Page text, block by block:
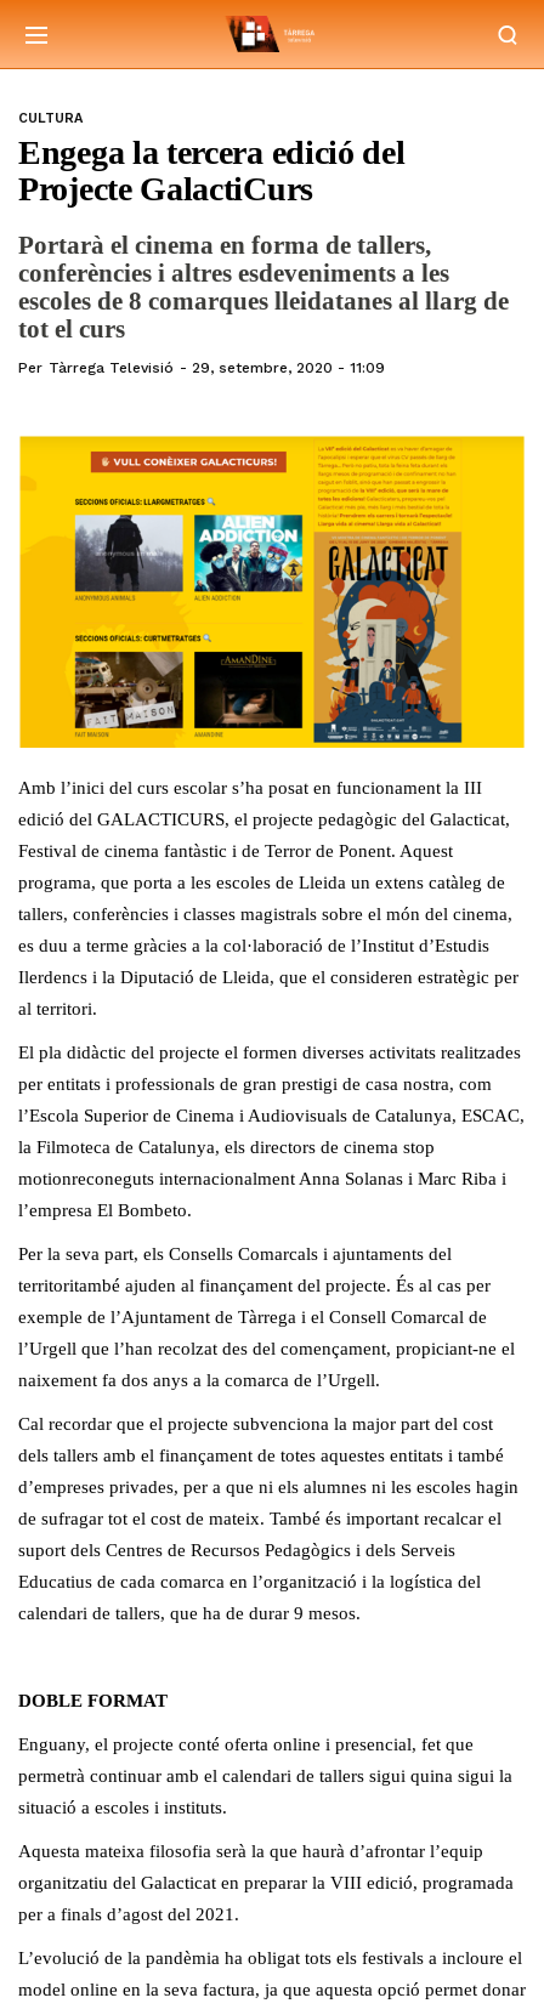
CULTURA
Engega la tercera edició del
Projecte GalactiCurs
Portarà el cinema en forma de tallers,
conferències i altres esdeveniments a les
escoles de 8 comarques lleidatanes al llarg de
tot el curs
Per Tàrrega Televisió 29, setembre, 2020 - 11:09
Amb l’inici del curs escolar s’ha posat en funcionament la III
edició del GALACTICURS, el projecte pedagògic del Galacticat,
Festival de cinema fantàstic i de Terror de Ponent. Aquest
programa, que porta a les escoles de Lleida un extens catàleg de
tallers, conferències i classes magistrals sobre el món del cinema,
es duu a terme gràcies a la col·laboració de l’Institut d’Estudis
Ilerdencs i la Diputació de Lleida, que el consideren estratègic per
al territori.
El pla didàctic del projecte el formen diverses activitats realitzades
per entitats i professionals de gran prestigi de casa nostra, com
l’Escola Superior de Cinema i Audiovisuals de Catalunya, ESCAC,
la Filmoteca de Catalunya, els directors de cinema stop
motionreconeguts internacionalment Anna Solanas i Marc Riba i
l’empresa El Bombeto.
Per la seva part, els Consells Comarcals i ajuntaments del
territoritambé ajuden al finançament del projecte. És al cas per
exemple de l’Ajuntament de Tàrrega i el Consell Comarcal de
l’Urgell que l’han recolzat des del començament, propiciant-ne el
naixement fa dos anys a la comarca de l’Urgell.
Cal recordar que el projecte subvenciona la major part del cost
dels tallers amb el finançament de totes aquestes entitats i també
d’empreses privades, per a que ni els alumnes ni les escoles hagin
de sufragar tot el cost de mateix. També és important recalcar el
suport dels Centres de Recursos Pedagògics i dels Serveis
Educatius de cada comarca en l’organització i la logística del
calendari de tallers, que ha de durar 9 mesos.
DOBLE FORMAT
Enguany, el projecte conté oferta online i presencial, fet que
permetrà continuar amb el calendari de tallers sigui quina sigui la
situació a escoles i instituts.
Aquesta mateixa filosofia serà la que haurà d’afrontar l’equip
organitzatiu del Galacticat en preparar la VIII edició, programada
per a finals d’agost del 2021.
L’evolució de la pandèmia ha obligat tots els festivals a incloure el
model online en la seva factura, ja que aquesta opció permet donar